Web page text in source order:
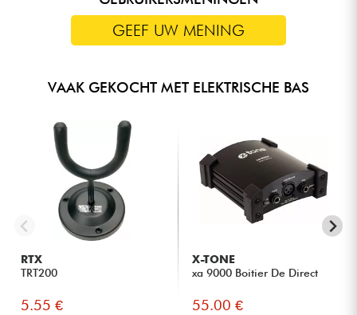
GEEF UW MENING
VAAK GEKOCHT MET ELEKTRISCHE BAS
RTX
TRT200
5.55 €
X-TONE
xa 9000 Boitier De Direct
55.00 €